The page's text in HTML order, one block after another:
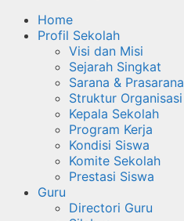
Home
Profil Sekolah
Visi dan Misi
Sejarah Singkat
Sarana & Prasarana
Struktur Organisasi
Kepala Sekolah
Program Kerja
Kondisi Siswa
Komite Sekolah
Prestasi Siswa
Guru
Directori Guru